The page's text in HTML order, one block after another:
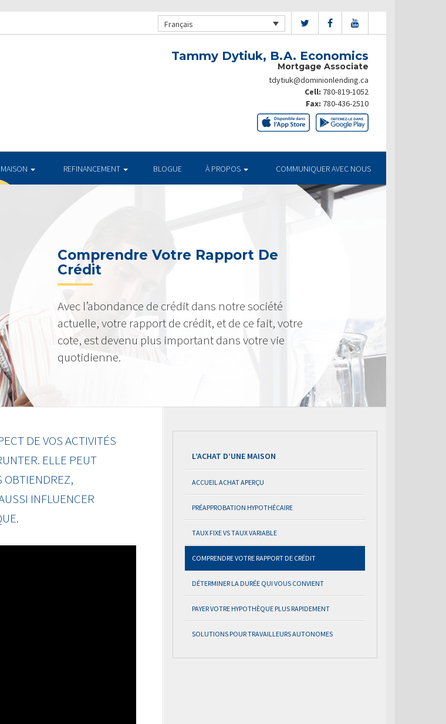
Français
Tammy Dytiuk, B.A. Economics
Mortgage Associate
tdytiuk@dominionlending.ca
Cell: 780-819-1052
Fax: 780-436-2510
MAISON REFINANCEMENT BLOGUE À PROPOS COMMUNIQUER AVEC NOUS
Comprendre Votre Rapport De
Crédit
Avec l’abondance de crédit dans notre société
actuelle, votre rapport de crédit, et de ce fait, votre
cote, est devenu plus important dans votre vie
quotidienne.
DE VOS ACTIVITÉS
ELLE PEUT
OBTIENDREZ,
INFLUENCER
L’ACHAT D’UNE MAISON
ACCUEIL ACHAT APERÇU
PRÉAPPROBATION HYPOTHÉCAIRE
TAUX FIXE VS TAUX VARIABLE
COMPRENDRE VOTRE RAPPORT DE CRÉDIT
DÉTERMINER LA DURÉE QUI VOUS CONVIENT
PAYER VOTRE HYPOTHÈQUE PLUS RAPIDEMENT
SOLUTIONS POUR TRAVAILLEURS AUTONOMES